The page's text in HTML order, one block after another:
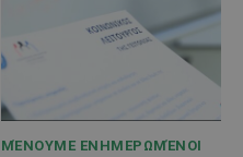
ΜΈΝΟΥΜΕ ΕΝΗΜΕΡΩΜΈΝΟΙ